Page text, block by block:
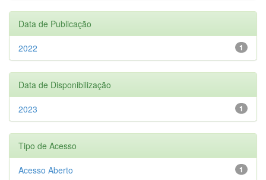
Data de Publicação
1
2022
Data de Disponibilização
1
2023
Tipo de Acesso
1
Acesso Aberto